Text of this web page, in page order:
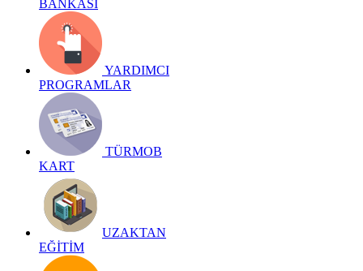
BANKASI
YARDIMCI
PROGRAMLAR
TÜRMOB
KART
UZAKTAN
EĞİTİM